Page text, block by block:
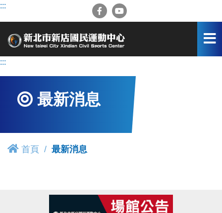
跳
容
:::
:::
最新消息
首頁 最新消息